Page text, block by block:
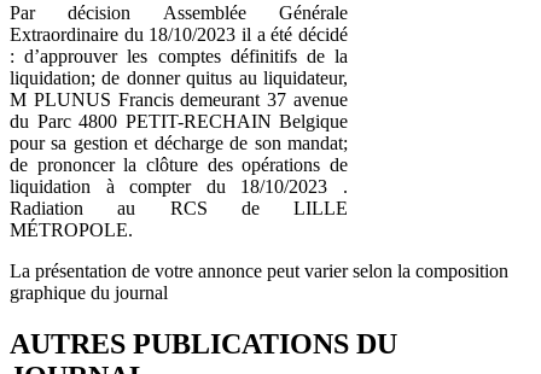
Par décision Assemblée Générale
Extraordinaire du 18/10/2023 il a été décidé
: d’approuver les comptes définitifs de la
liquidation; de donner quitus au liquidateur,
M PLUNUS Francis demeurant 37 avenue
du Parc 4800 PETIT-RECHAIN Belgique
pour sa gestion et décharge de son mandat;
de prononcer la clôture des opérations de
liquidation à compter du 18/10/2023 .
Radiation au RCS de LILLE
MÉTROPOLE.
La présentation de votre annonce peut varier selon la composition
graphique du journal
AUTRES PUBLICATIONS DU